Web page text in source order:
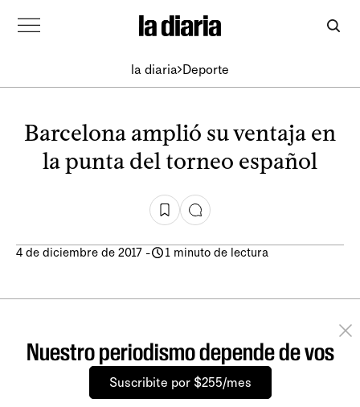
la diaria Deporte
Barcelona amplió su ventaja en
la punta del torneo español
4 de diciembre de 2017 - 1 minuto de lectura
Nuestro periodismo depende de vos
Suscribite por $255/mes